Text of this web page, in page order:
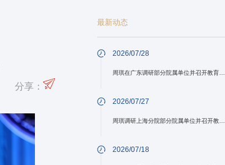
分享：
最新动态
2026/07/28
周琪在广东调研部分院属单位并召开教育科技人才一体发展工作推进会
2026/07/27
周琪调研上海分院部分院属单位并召开教育科技人才一体发展工作推进会
2026/07/18